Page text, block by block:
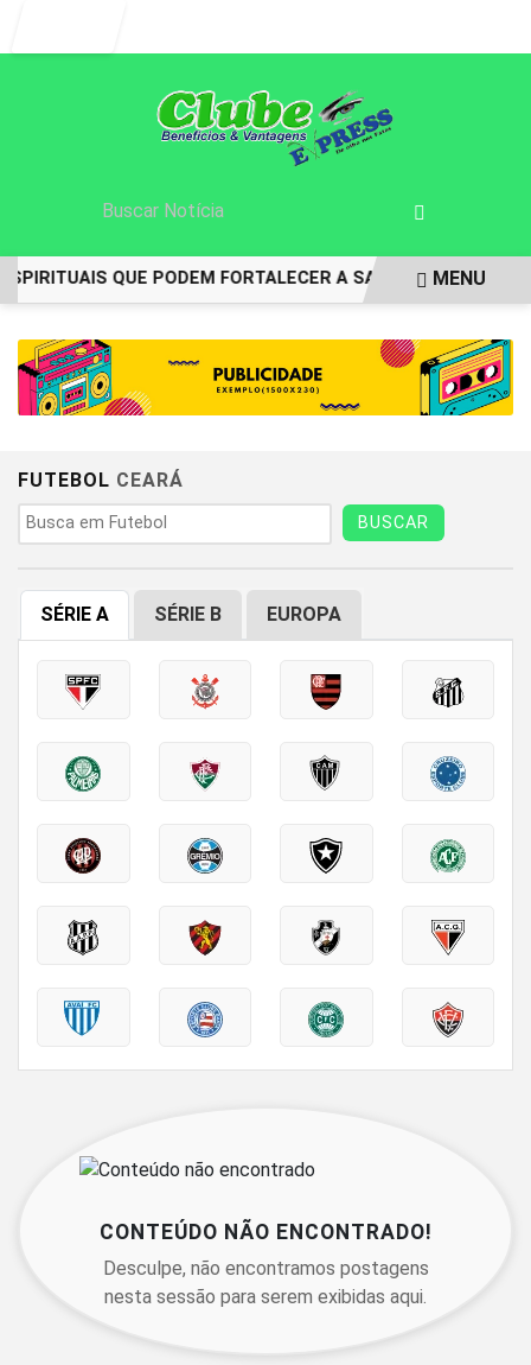
QUE PODEM FORTALECER A SAÚDE MENTAL E
MENU
FUTEBOL CEARÁ
BUSCAR
SÉRIE A SÉRIE B EUROPA
CONTEÚDO NÃO ENCONTRADO!
Desculpe, não encontramos postagens
nesta sessão para serem exibidas aqui.